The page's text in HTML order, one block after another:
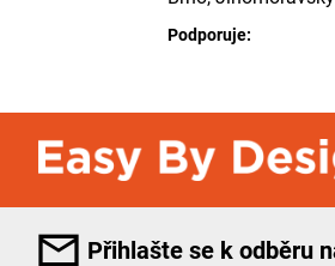
Podporuje:
Najít trasu
Přihlašte se k odběru